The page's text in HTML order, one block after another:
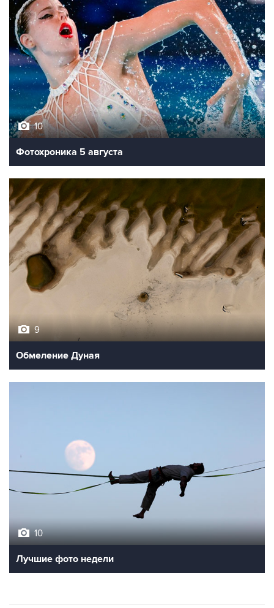
10
Фотохроника 5 августа
9
Обмеление Дуная
10
Лучшие фото недели